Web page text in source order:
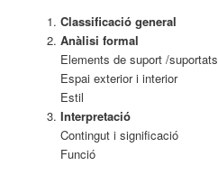
Classificació general
Anàlisi formal
Elements de suport /suportats
Espai exterior i interior
Estil
Interpretació
Contingut i significació
Funció